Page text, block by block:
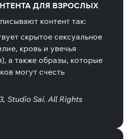
ДЛЯ ВЗРОСЛЫХ
контент так:
скрытое сексуальное
кровь и увечья
а также образы, которые
могут счесть
Studio Sai. All Rights